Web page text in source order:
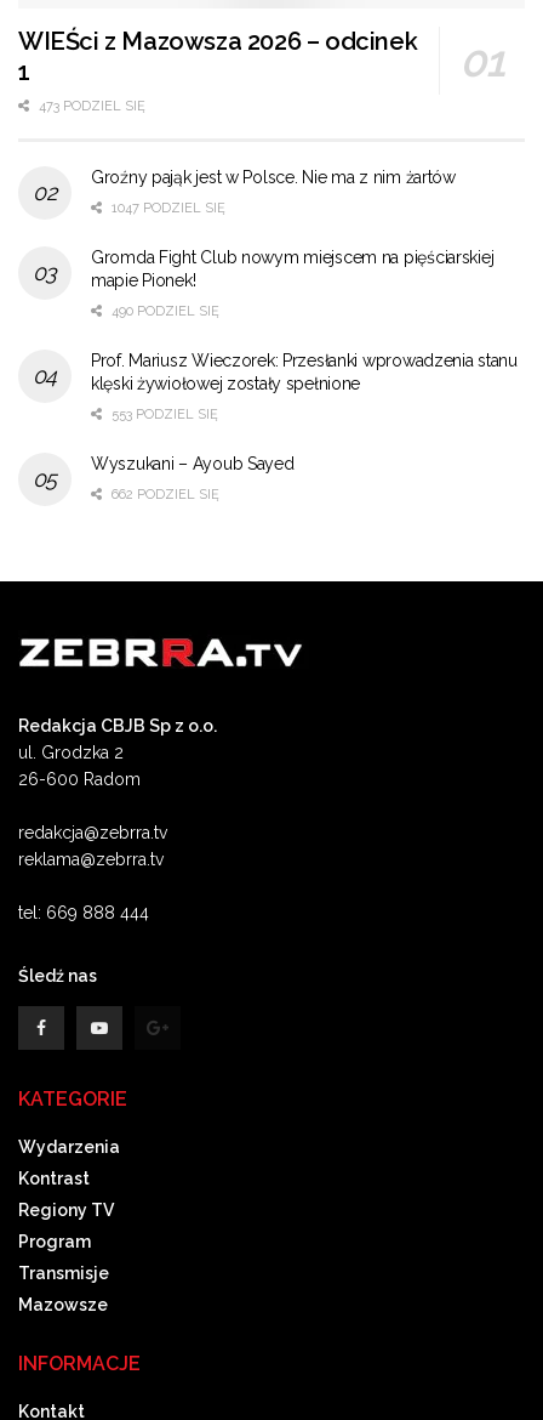
WIEŚci z Mazowsza 2026 – odcinek
1
473 PODZIEL SIĘ
Groźny pająk jest w Polsce. Nie ma z nim żartów
1047 PODZIEL SIĘ
Gromda Fight Club nowym miejscem na pięściarskiej
mapie Pionek!
490 PODZIEL SIĘ
Prof. Mariusz Wieczorek: Przesłanki wprowadzenia stanu
klęski żywiołowej zostały spełnione
553 PODZIEL SIĘ
Wyszukani – Ayoub Sayed
662 PODZIEL SIĘ
Redakcja CBJB Sp z o.o.
ul. Grodzka 2
26-600 Radom
redakcja@zebrra.tv
reklama@zebrra.tv
tel: 669 888 444
Śledź nas
KATEGORIE
Wydarzenia
Kontrast
Regiony TV
Program
Transmisje
Mazowsze
INFORMACJE
Kontakt